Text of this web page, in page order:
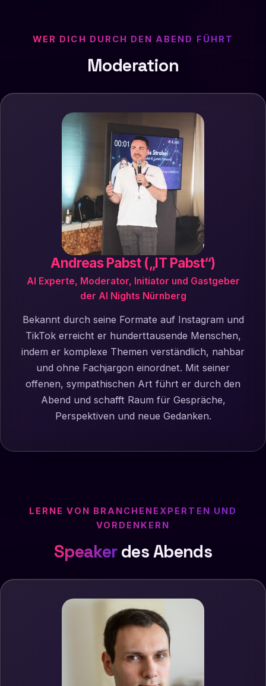
WER DICH DURCH DEN ABEND FÜHRT
Moderation
Andreas Pabst („IT Pabst“)
AI Experte, Moderator, Initiator und Gastgeber
der AI Nights Nürnberg
Bekannt durch seine Formate auf Instagram und
TikTok erreicht er hunderttausende Menschen,
indem er komplexe Themen verständlich, nahbar
und ohne Fachjargon einordnet. Mit seiner
offenen, sympathischen Art führt er durch den
Abend und schafft Raum für Gespräche,
Perspektiven und neue Gedanken.
LERNE VON BRANCHENEXPERTEN UND
VORDENKERN
Speakerdes Abends